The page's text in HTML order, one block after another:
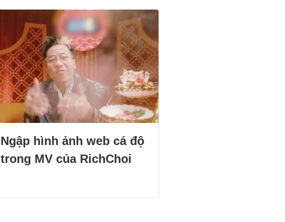
Ngập hình ảnh web cá độ
trong MV của RichChoi